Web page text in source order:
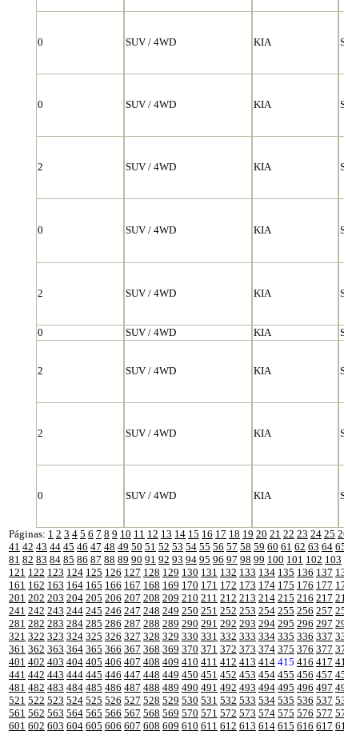
0 SUV / 4WD KIA
0 SUV / 4WD KIA
2 SUV / 4WD KIA
0 SUV / 4WD KIA
2 SUV / 4WD KIA
0 SUV / 4WD KIA
2 SUV / 4WD KIA
2 SUV / 4WD KIA
0 SUV / 4WD KIA
Páginas: 1 2 3 4 5 6 7 8 9 10 11 12 13 14 15 16 17 18 19 20 21 22 23 24 25
41 42 43 44 45 46 47 48 49 50 51 52 53 54 55 56 57 58 59 60 61 62 63 64
81 82 83 84 85 86 87 88 89 90 91 92 93 94 95 96 97 98 99 100 101 102 103
121 122 123 124 125 126 127 128 129 130 131 132 133 134 135 136 137
161 162 163 164 165 166 167 168 169 170 171 172 173 174 175 176 177
201 202 203 204 205 206 207 208 209 210 211 212 213 214 215 216 217
241 242 243 244 245 246 247 248 249 250 251 252 253 254 255 256 257
281 282 283 284 285 286 287 288 289 290 291 292 293 294 295 296 297
321 322 323 324 325 326 327 328 329 330 331 332 333 334 335 336 337
361 362 363 364 365 366 367 368 369 370 371 372 373 374 375 376 377
401 402 403 404 405 406 407 408 409 410 411 412 413 414 415 416 417
441 442 443 444 445 446 447 448 449 450 451 452 453 454 455 456 457
481 482 483 484 485 486 487 488 489 490 491 492 493 494 495 496 497
521 522 523 524 525 526 527 528 529 530 531 532 533 534 535 536 537
561 562 563 564 565 566 567 568 569 570 571 572 573 574 575 576 577
601 602 603 604 605 606 607 608 609 610 611 612 613 614 615 616 617